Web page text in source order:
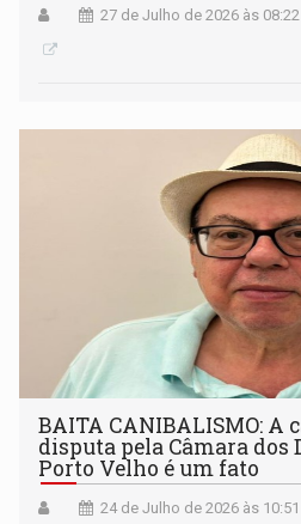
27 de Julho de 2026 às 08:22
BAITA CANIBALISMO: A
disputa pela Câmara dos
Porto Velho é um fato
24 de Julho de 2026 às 10:51